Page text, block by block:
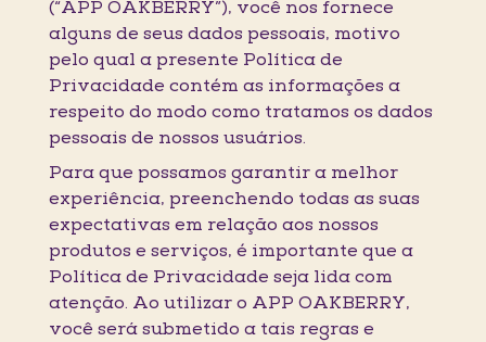
(“APP OAKBERRY”), você nos fornece
alguns de seus dados pessoais, motivo
pelo qual a presente Política de
Privacidade contém as informações a
respeito do modo como tratamos os dados
pessoais de nossos usuários.
Para que possamos garantir a melhor
experiência, preenchendo todas as suas
expectativas em relação aos nossos
produtos e serviços, é importante que a
Política de Privacidade seja lida com
atenção. Ao utilizar o APP OAKBERRY,
você será submetido a tais regras e